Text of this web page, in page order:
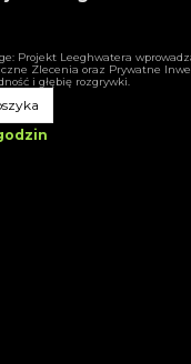
Projekt Leeghwatera
Zlecenia oraz Prywatne
i głębię rozgrywki.